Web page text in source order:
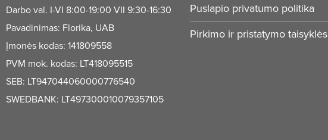
Darbo val. I-VI 8:00-19:00 VII 9:30-16:30
Pavadinimas: Florika, UAB
Įmonės kodas: 141809558
PVM mok. kodas: LT418095515
SEB: LT947044060000776540
SWEDBANK: LT497300010079357105
Puslapio privatumo politika
Pirkimo ir pristatymo taisyklės